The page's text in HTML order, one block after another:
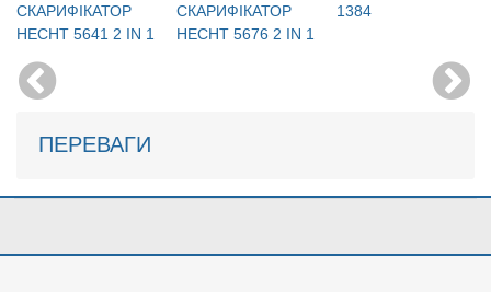
СКАРИФІКАТОР
HECHT 5641 2 IN 1
СКАРИФІКАТОР
HECHT 5676 2 IN 1
1384
ПЕРЕВАГИ